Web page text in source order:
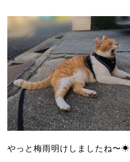
やっと梅雨明けしましたね〜☀